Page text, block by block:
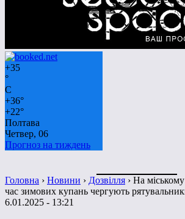
+35
°
C
+36°
+22°
Полтава
Четвер, 06
Прогноз на тиждень
Головна › Новини › Дозвілля › На
час зимових купань чергують
6.01.2025 - 13:21